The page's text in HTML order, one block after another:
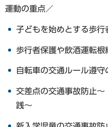
運動の重点／
子どもを始めとする歩行
歩行者保護や飲酒運転
自転車の交通ルール遵
交差点の交通事故防止
践〜